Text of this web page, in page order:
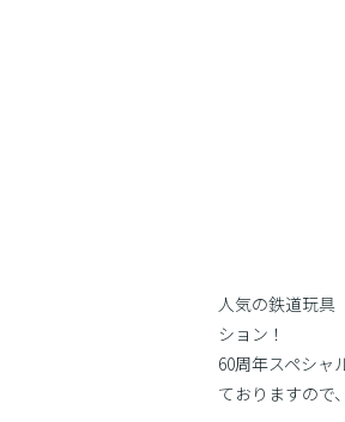
人気の鉄道玩具
ション！
60周年スペシャ
ておりますので